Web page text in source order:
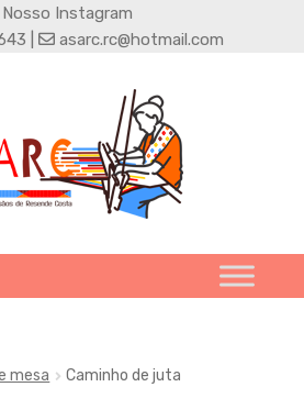
Nosso Instagram
|
asarc.rc@hotmail.com
mesa Caminho de juta